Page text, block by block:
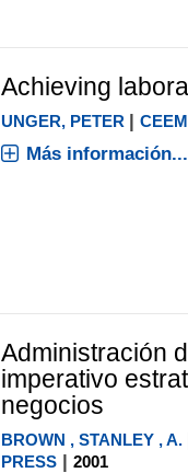
Achieving
UNGER, PETER |
Más información...
Administración
imperativo
negocios
BROWN , STANLEY , A.
PRESS| 2001